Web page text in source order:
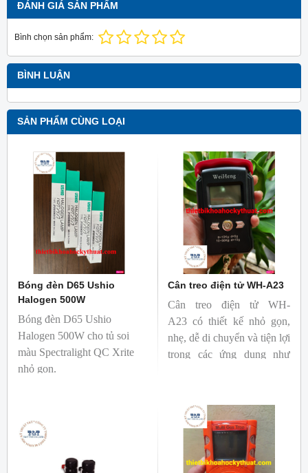
ĐÁNH GIÁ SẢN PHẨM
Bình chọn sản phẩm:
BÌNH LUẬN
SẢN PHẨM CÙNG LOẠI
Bóng đèn D65 Ushio
Halogen 500W
Bóng đèn D65 Ushio
Halogen 500W cho tủ soi
màu Spectralight QC Xrite
nhỏ gọn.
Cân treo điện tử WH-A23
Cân treo điện tử WH-
A23 có thiết kế nhỏ gọn,
nhẹ, dễ di chuyển và tiện lợi
trong các ứng dụng như